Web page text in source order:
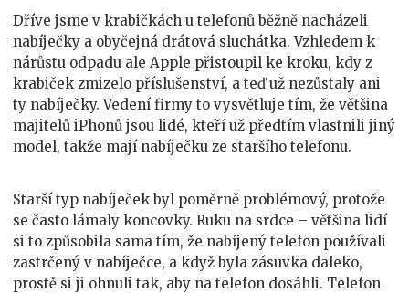
Dříve jsme v krabičkách u telefonů běžně nacházeli
nabíječky a obyčejná drátová sluchátka. Vzhledem k
nárůstu odpadu ale Apple přistoupil ke kroku, kdy z
krabiček zmizelo příslušenství, a teď už nezůstaly ani
ty nabíječky. Vedení firmy to vysvětluje tím, že většina
majitelů iPhonů jsou lidé, kteří už předtím vlastnili jiný
model, takže mají nabíječku ze staršího telefonu.
Starší typ nabíječek byl poměrně problémový, protože
se často lámaly koncovky. Ruku na srdce – většina lidí
si to způsobila sama tím, že nabíjený telefon používali
zastrčený v nabíječce, a když byla zásuvka daleko,
prostě si ji ohnuli tak, aby na telefon dosáhli. Telefon